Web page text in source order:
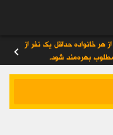
هر خانواده حداقل یک نفر از
بهره‌مند شود.
chevron_left